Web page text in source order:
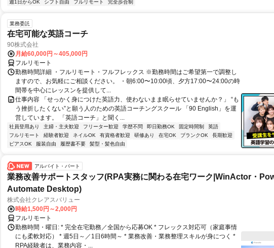
週1日からOK シフト自由 フルリモート 完全歩合制
業務委託
在宅可能な英語コーチ
90株式会社
月給60,000円～405,000円
フルリモート
勤務時間詳細 ・フルリモート・フルフレックス ※勤務時間はご希望第一で調整し
ますので、お気軽にご相談ください。 ・朝6:00〜10:00頃、夕方17:00〜24:00の時
間帯を中心にレッスンを提供して...
仕事内容 「せっかく身につけた英語力、使わないまま眠らせていませんか？」 “も
う挫折したくない”と願う人のための英語コーチングスクール 「90 English」を運
営しています。 「英語コーチ」と聞く...
社員登用あり 主婦・主夫歓迎 フリーター歓迎 学歴不問 即日勤務OK 固定時間制
英語
フルリモート
経験者歓迎 ネイルOK 有資格者歓迎 研修あり 在宅OK ブランクOK
長期歓迎
ピアスOK
服装自由 履歴書不要 髪型・髪色自由
アルバイト・パート
業務改善サポートスタッフ(RPA実務に関わる在宅ワーク|WinActor・
Automate Desktop)
株式会社クレアスバリュー
時給1,500円～2,000円
フルリモート
勤務時間・曜日: * 完全在宅勤務／全国から応募OK * フレックス対応可（家庭事情
にも柔軟対応） * 週5日～／1日6時間～ * 業務改善・業務整理スキルが身につく *
RPA経験者は、業務内容・...